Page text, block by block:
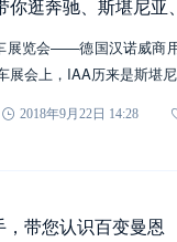
逛奔驰、斯堪尼亚
展览会——德国汉诺威商
展会上，IAA历来是斯堪
2018年9月22日 14:28
带您认识百变曼恩